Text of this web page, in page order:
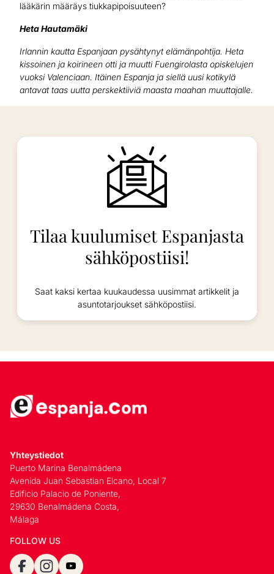
lääkärin määräys tiukkapipoisuuteen?
Heta Hautamäki
Irlannin kautta Espanjaan pysähtynyt elämänpohtija. Heta
kissoinen ja koirineen otti ja muutti Fuengirolasta opiskelujen
vuoksi Valenciaan. Itäinen Espanja ja siellä uusi kotikylä
antavat taas uutta perskektiiviä maasta maahan muuttajalle.
Tilaa kuulumiset Espanjasta
sähköpostiisi!
Saat kaksi kertaa kuukaudessa uusimmat artikkelit ja
asuntotarjoukset sähköpostiisi.
Yhteystiedot
Puerto Marina Benalmádena
Avenida Juan Sebastian Elcano, Local 7
Edificio Palacio de Poniente,
29630 Benalmádena Costa,
Málaga
FOLLOW US